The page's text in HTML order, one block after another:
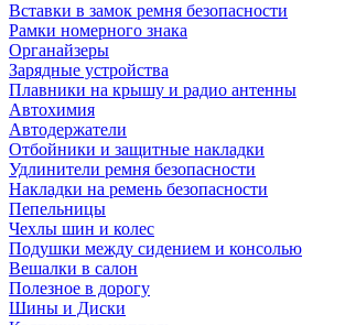
Вставки в замок ремня безопасности
Рамки номерного знака
Органайзеры
Зарядные устройства
Плавники на крышу и радио антенны
Автохимия
Автодержатели
Отбойники и защитные накладки
Удлинители ремня безопасности
Накладки на ремень безопасности
Пепельницы
Чехлы шин и колес
Подушки между сидением и консолью
Вешалки в салон
Полезное в дорогу
Шины и Диски